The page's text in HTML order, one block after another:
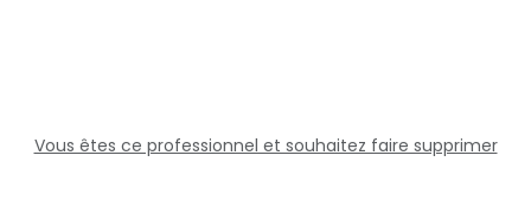
Vous êtes ce professionnel et souhaitez faire supprimer